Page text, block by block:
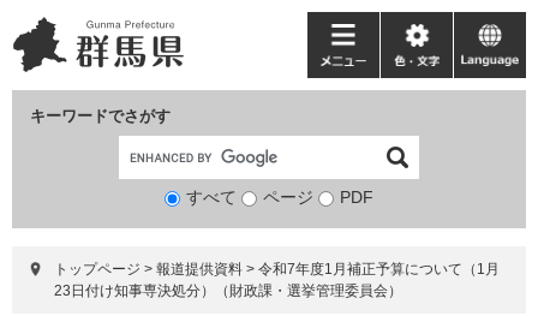
ー
ジ
ニ
ュ
て
キーワードでさがす
検
象
すべて ページ PDF
メ
ニ
ー
色・
文
language
トップページ > 報道提供資料 > 令和7年度1月補正予算について（1月
23日付け知事専決処分）（財政課・選挙管理委員会）